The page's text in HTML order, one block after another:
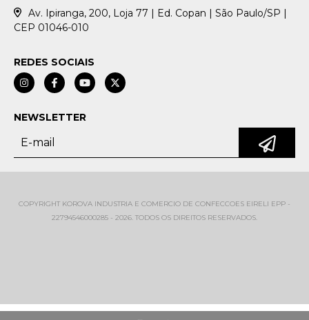
Av. Ipiranga, 200, Loja 77 | Ed. Copan | São Paulo/SP |
CEP 01046-010
REDES SOCIAIS
NEWSLETTER
COPYRIGHT KOROVA INDUSTRIA E COMERCIO DE CONFECCOES EIRELI EPP -
22794546000285 - 2026. TODOS OS DIREITOS RESERVADOS.